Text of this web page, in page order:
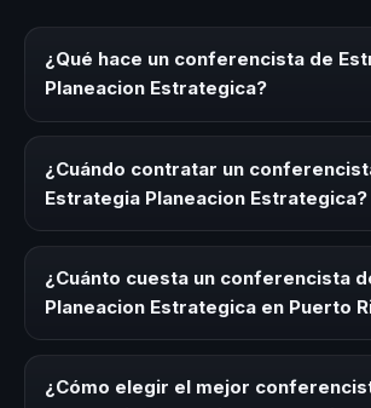
¿Qué hace un conferencista de
Planeacion Estrategica?
un experto que comparte conocimiento,
experiencias sobre este tema en eventos
convenciones y seminarios. Su objetivo
reflexión, inspiración y herramientas
¿Cuándo contratar un
Estrategia Planeacion Estrategica?
Planeacion Estrategica para kick-offs,
anuales, programas de desarrollo,
o cuando tu organización necesita
¿Cuánto cuesta un conferencista
Planeacion Estrategica en Puerto
modalidad (presencial o virtual) y la
En CHM Puerto Rico ofrecemos asesoría
¿Cómo elegir el mejor